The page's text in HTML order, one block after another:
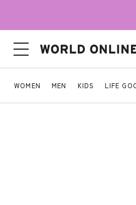
WOMEN MEN KIDS LIFE